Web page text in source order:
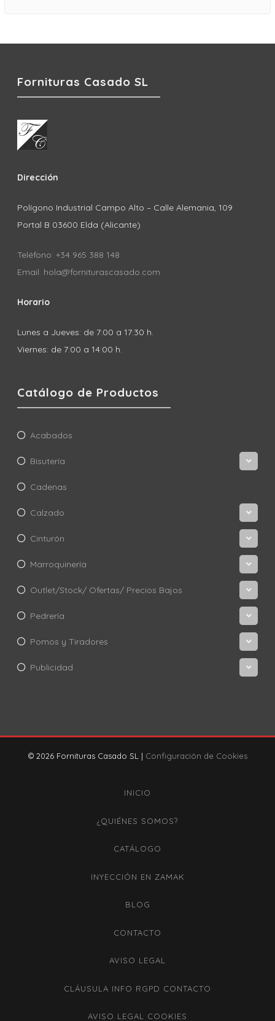
Fornituras Casado SL
Dirección
Polígono Industrial Campo Alto – Calle Alemania, 109
Portal B 03600 Elda (Alicante)
Teléfono: +34 965 388 148
Email: hola@forniturascasado.com
Horario
Lunes a Jueves: de 7:00 a 17:30 h.
Viernes: de 7:00 a 14:00 h.
Catálogo de Productos
Acabados
Bisutería
Cadenas
Calzado
Cinturón
Marroquinería
Outlet/Stock/ Ofertas/ Precios Bajos
Pedrería
Pomos y Tiradores
Publicidad
© 2026 Fornituras Casado SL | Configuración de Cookies
INICIO
¿QUIÉNES SOMOS?
CATÁLOGO
INYECCIÓN EN ZAMAK
BLOG
CONTACTO
AVISO LEGAL
CLÁUSULA INFO RGPD CONTACTO
AVISO LEGAL COOKIES